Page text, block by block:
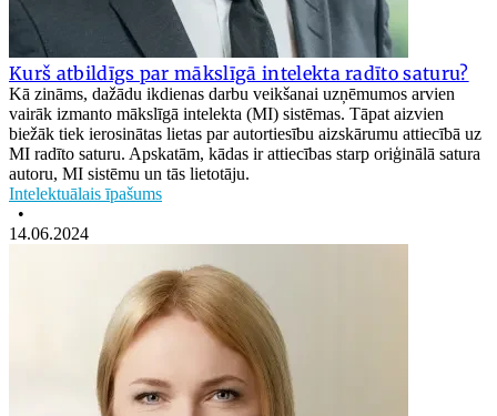
Kurš atbildīgs par mākslīgā intelekta radīto saturu?
Kā zināms, dažādu ikdienas darbu veikšanai uzņēmumos arvien
vairāk izmanto mākslīgā intelekta (MI) sistēmas. Tāpat aizvien
biežāk tiek ierosinātas lietas par autortiesību aizskārumu attiecībā uz
MI radīto saturu. Apskatām, kādas ir attiecības starp oriģinālā satura
autoru, MI sistēmu un tās lietotāju.
Intelektuālais īpašums
•
14.06.2024